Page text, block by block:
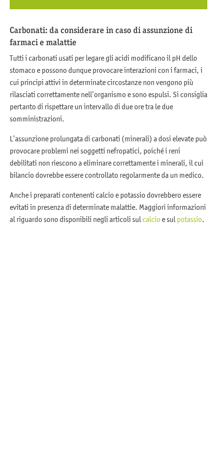
Carbonati: da considerare in caso di assunzione di
farmaci e malattie
Tutti i carbonati usati per legare gli acidi modificano il pH dello
stomaco e possono dunque provocare interazioni con i farmaci, i
cui principi attivi in determinate circostanze non vengono più
rilasciati correttamente nell’organismo e sono espulsi. Si consiglia
pertanto di rispettare un intervallo di due ore tra le due
somministrazioni.
L’assunzione prolungata di carbonati (minerali) a dosi elevate può
provocare problemi nei soggetti nefropatici, poiché i reni
debilitati non riescono a eliminare correttamente i minerali, il cui
bilancio dovrebbe essere controllato regolarmente da un medico.
Anche i preparati contenenti calcio e potassio dovrebbero essere
evitati in presenza di determinate malattie. Maggiori informazioni
al riguardo sono disponibili negli articoli sul calcioe sul potassio.